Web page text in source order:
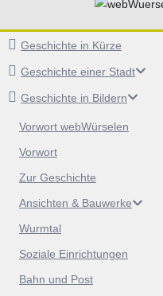
Geschichte in Kürze
Geschichte einer Stadt
Geschichte in Bildern
Vorwort webWürselen
Vorwort
Zur Geschichte
Ansichten & Bauwerke
Wurmtal
Soziale Einrichtungen
Bahn und Post